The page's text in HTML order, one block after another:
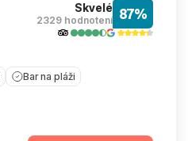
Skvelé
2329 hodnotení 87%
Bar na pláži